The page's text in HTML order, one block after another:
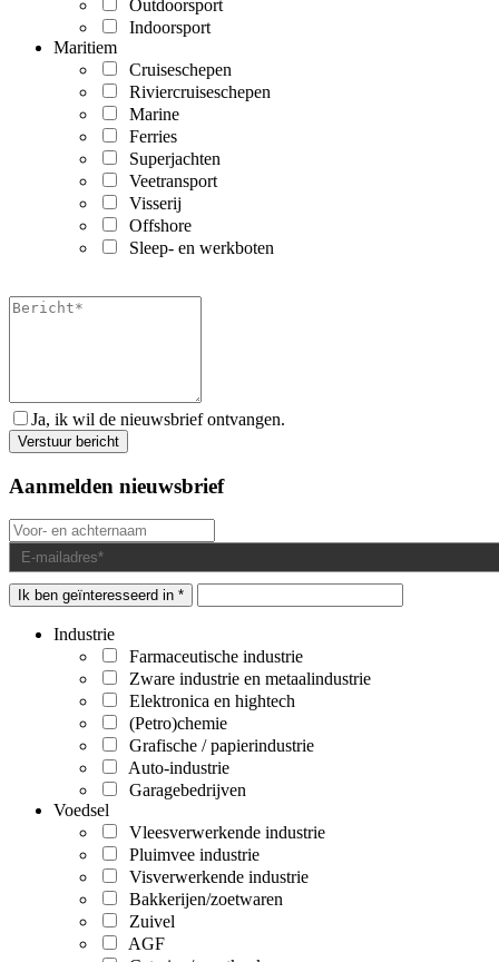
Outdoorsport
Indoorsport
Maritiem
Cruiseschepen
Riviercruiseschepen
Marine
Ferries
Superjachten
Veetransport
Visserij
Offshore
Sleep- en werkboten
Ja, ik wil de nieuwsbrief ontvangen.
Aanmelden nieuwsbrief
Ik ben geïnteresseerd in *
Industrie
Farmaceutische industrie
Zware industrie en metaalindustrie
Elektronica en hightech
(Petro)chemie
Grafische / papierindustrie
Auto-industrie
Garagebedrijven
Voedsel
Vleesverwerkende industrie
Pluimvee industrie
Visverwerkende industrie
Bakkerijen/zoetwaren
Zuivel
AGF